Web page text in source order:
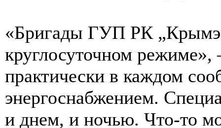
«Бригады ГУП РК
круглосуточном режиме»,
практически в каждом
энергоснабжением.
и днем, и ночью. Что-то